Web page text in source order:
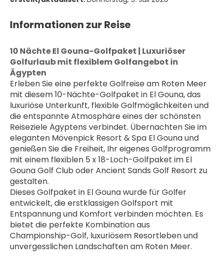
Informationen zur Reise
10 Nächte El Gouna-Golfpaket | Luxuriöser
Golfurlaub mit flexiblem Golfangebot in
Ägypten
Erleben Sie eine perfekte Golfreise am Roten Meer
mit diesem 10-Nächte-Golfpaket in El Gouna, das
luxuriöse Unterkunft, flexible Golfmöglichkeiten und
die entspannte Atmosphäre eines der schönsten
Reiseziele Ägyptens verbindet. Übernachten Sie im
eleganten Mövenpick Resort & Spa El Gouna und
genießen Sie die Freiheit, Ihr eigenes Golfprogramm
mit einem flexiblen 5 x 18-Loch-Golfpaket im El
Gouna Golf Club oder Ancient Sands Golf Resort zu
gestalten.
Dieses Golfpaket in El Gouna wurde für Golfer
entwickelt, die erstklassigen Golfsport mit
Entspannung und Komfort verbinden möchten. Es
bietet die perfekte Kombination aus
Championship-Golf, luxuriösem Resortleben und
unvergesslichen Landschaften am Roten Meer.